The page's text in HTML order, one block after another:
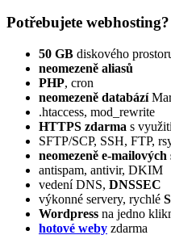
Potřebujete webhosting?
50 GB diskového
neomezeně aliasů
PHP, cron
neomezeně databází
.htaccess, mod_rewrite
HTTPS zdarma s
SFTP/SCP, SSH, FTP,
neomezeně
antispam, antivir, DKIM
vedení DNS, DNSSEC
výkonné servery, rychlé
Wordpress na jedno
hotové weby zdarma